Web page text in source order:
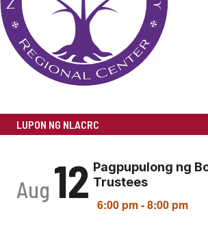
LUPON NG NLACRC
Aug 12 Pagpupulong ng
Trustees
6:00 pm-8:00 pm